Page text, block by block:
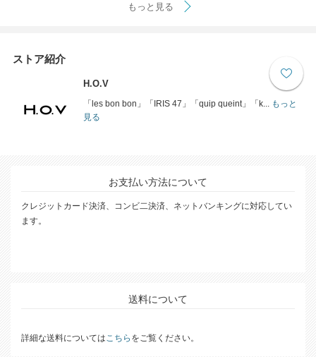
もっと見る
ストア紹介
H.O.V
「les bon bon」「IRIS 47」「quip queint」「k...もっと
見る
お支払い方法について
クレジットカード決済、コンビ二決済、ネットバンキングに対応してい
ます。